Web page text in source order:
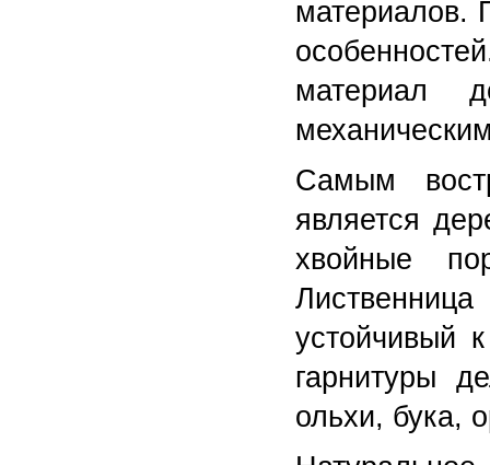
материалов.
материал
Самым
является
хвойные
устойчивый
гарнитуры
ольхи, бука,